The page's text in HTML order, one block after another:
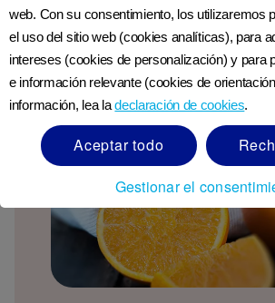
Enfocándonos en la
Vitamina C
web. Con su consentimiento, los utilizaremos
el uso del sitio web (cookies analíticas), para
intereses (cookies de personalización) y para
e información relevante (cookies de
información, lea ladeclaración de cookies.
Aceptar todo
Gestionar el